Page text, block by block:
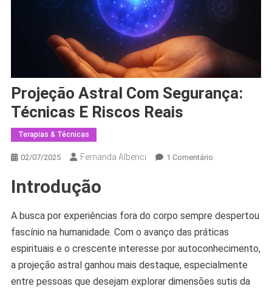
Projeção Astral Com Segurança:
Técnicas E Riscos Reais
Terapias & Técnicas
02/07/2025 Fernanda Alberici 1 ComentárioEm
Segurança:
Técnicas
Riscos
Reais
Introdução
A busca por experiências fora do corpo sempre despertou
fascínio na humanidade. Com o avanço das práticas
espirituais e o crescente interesse por autoconhecimento,
a projeção astral ganhou mais destaque, especialmente
entre pessoas que desejam explorar dimensões sutis da